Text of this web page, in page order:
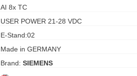
AI 8x TC
USER POWER 21-28 VDC
E-Stand:02
Made in GERMANY
Brand: SIEMENS